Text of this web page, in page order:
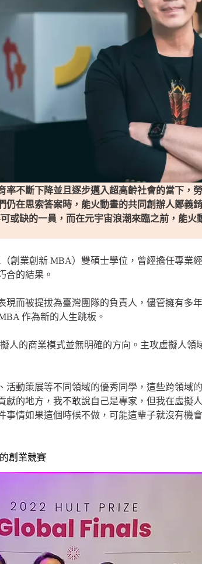
率不斷下降並且逐步邁入超高齡社會的當下，
仍在思索答案時，能火動畫的共同創辦人鄭義
或缺的一員，而在元宇宙浪潮來臨之前，能
創業創新 MBA）雙碩士學位，曾經擔任專業
合的結果。
現而被提拔為臺灣團隊的負責人，儘管擁有多
作為新的人生跳板。
人的商業模式並無明確的方向。主攻虛擬人
活動策展等不同領域的優秀同學，這些跨領域
獻的地方，我不敢說自己是專家，但我在虛擬
事情如果這個時候不做，可能這輩子就沒有機
創業競賽